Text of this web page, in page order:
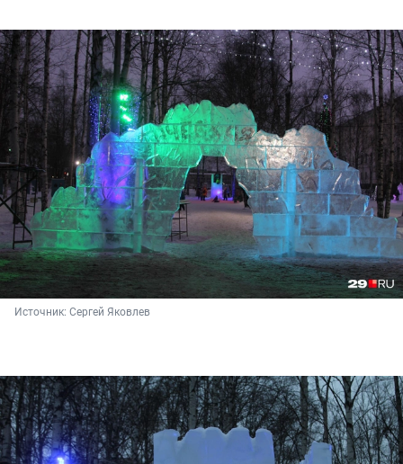
Источник: Сергей Яковлев